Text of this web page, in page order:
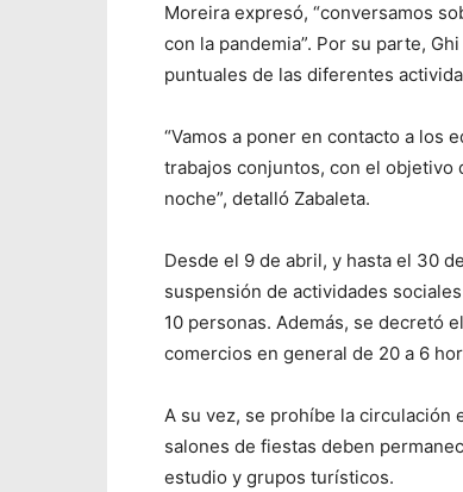
Moreira expresó, “conversamos
con la pandemia”. Por su parte,
puntuales de las diferentes
“Vamos a poner en contacto a los
trabajos conjuntos, con el objetivo
noche”, detalló Zabaleta.
Desde el 9 de abril, y hasta el 30
suspensión de actividades
10 personas. Además, se decretó
comercios en general de 20 a 6
A su vez, se prohíbe la circulación
salones de fiestas deben
estudio y grupos turísticos.